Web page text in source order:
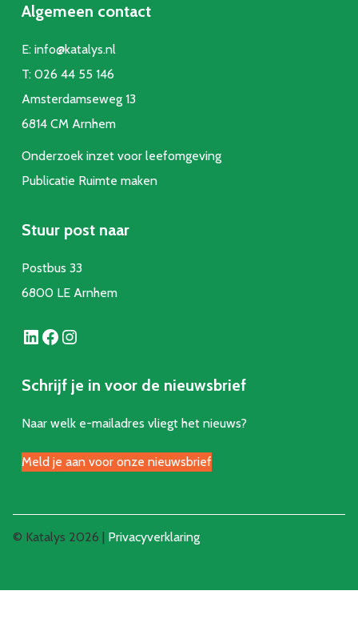
Algemeen contact
E: info@katalys.nl
T: 026 44 55 146
Amsterdamseweg 13
6814 CM Arnhem
Onderzoek inzet voor leefomgeving
Publicatie Ruimte maken
Stuur post naar
Postbus 33
6800 LE Arnhem
LinkedIn Facebook Instagram
Schrijf je in voor de nieuwsbrief
Naar welk e-mailadres vliegt het nieuws?
Meld je aan voor onze nieuwsbrief
© Katalys 2026 | Privacyverklaring